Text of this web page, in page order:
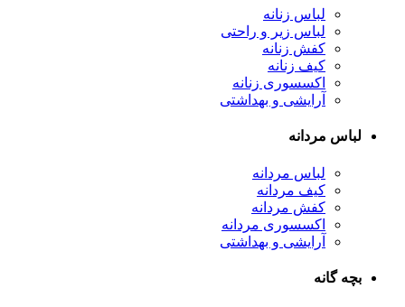
لباس زنانه
لباس زیر و راحتی
کفش زنانه
کیف زنانه
اکسسوری زنانه
آرایشی و بهداشتی
لباس مردانه
لباس مردانه
کیف مردانه
کفش مردانه
اکسسوری مردانه
آرایشی و بهداشتی
بچه گانه